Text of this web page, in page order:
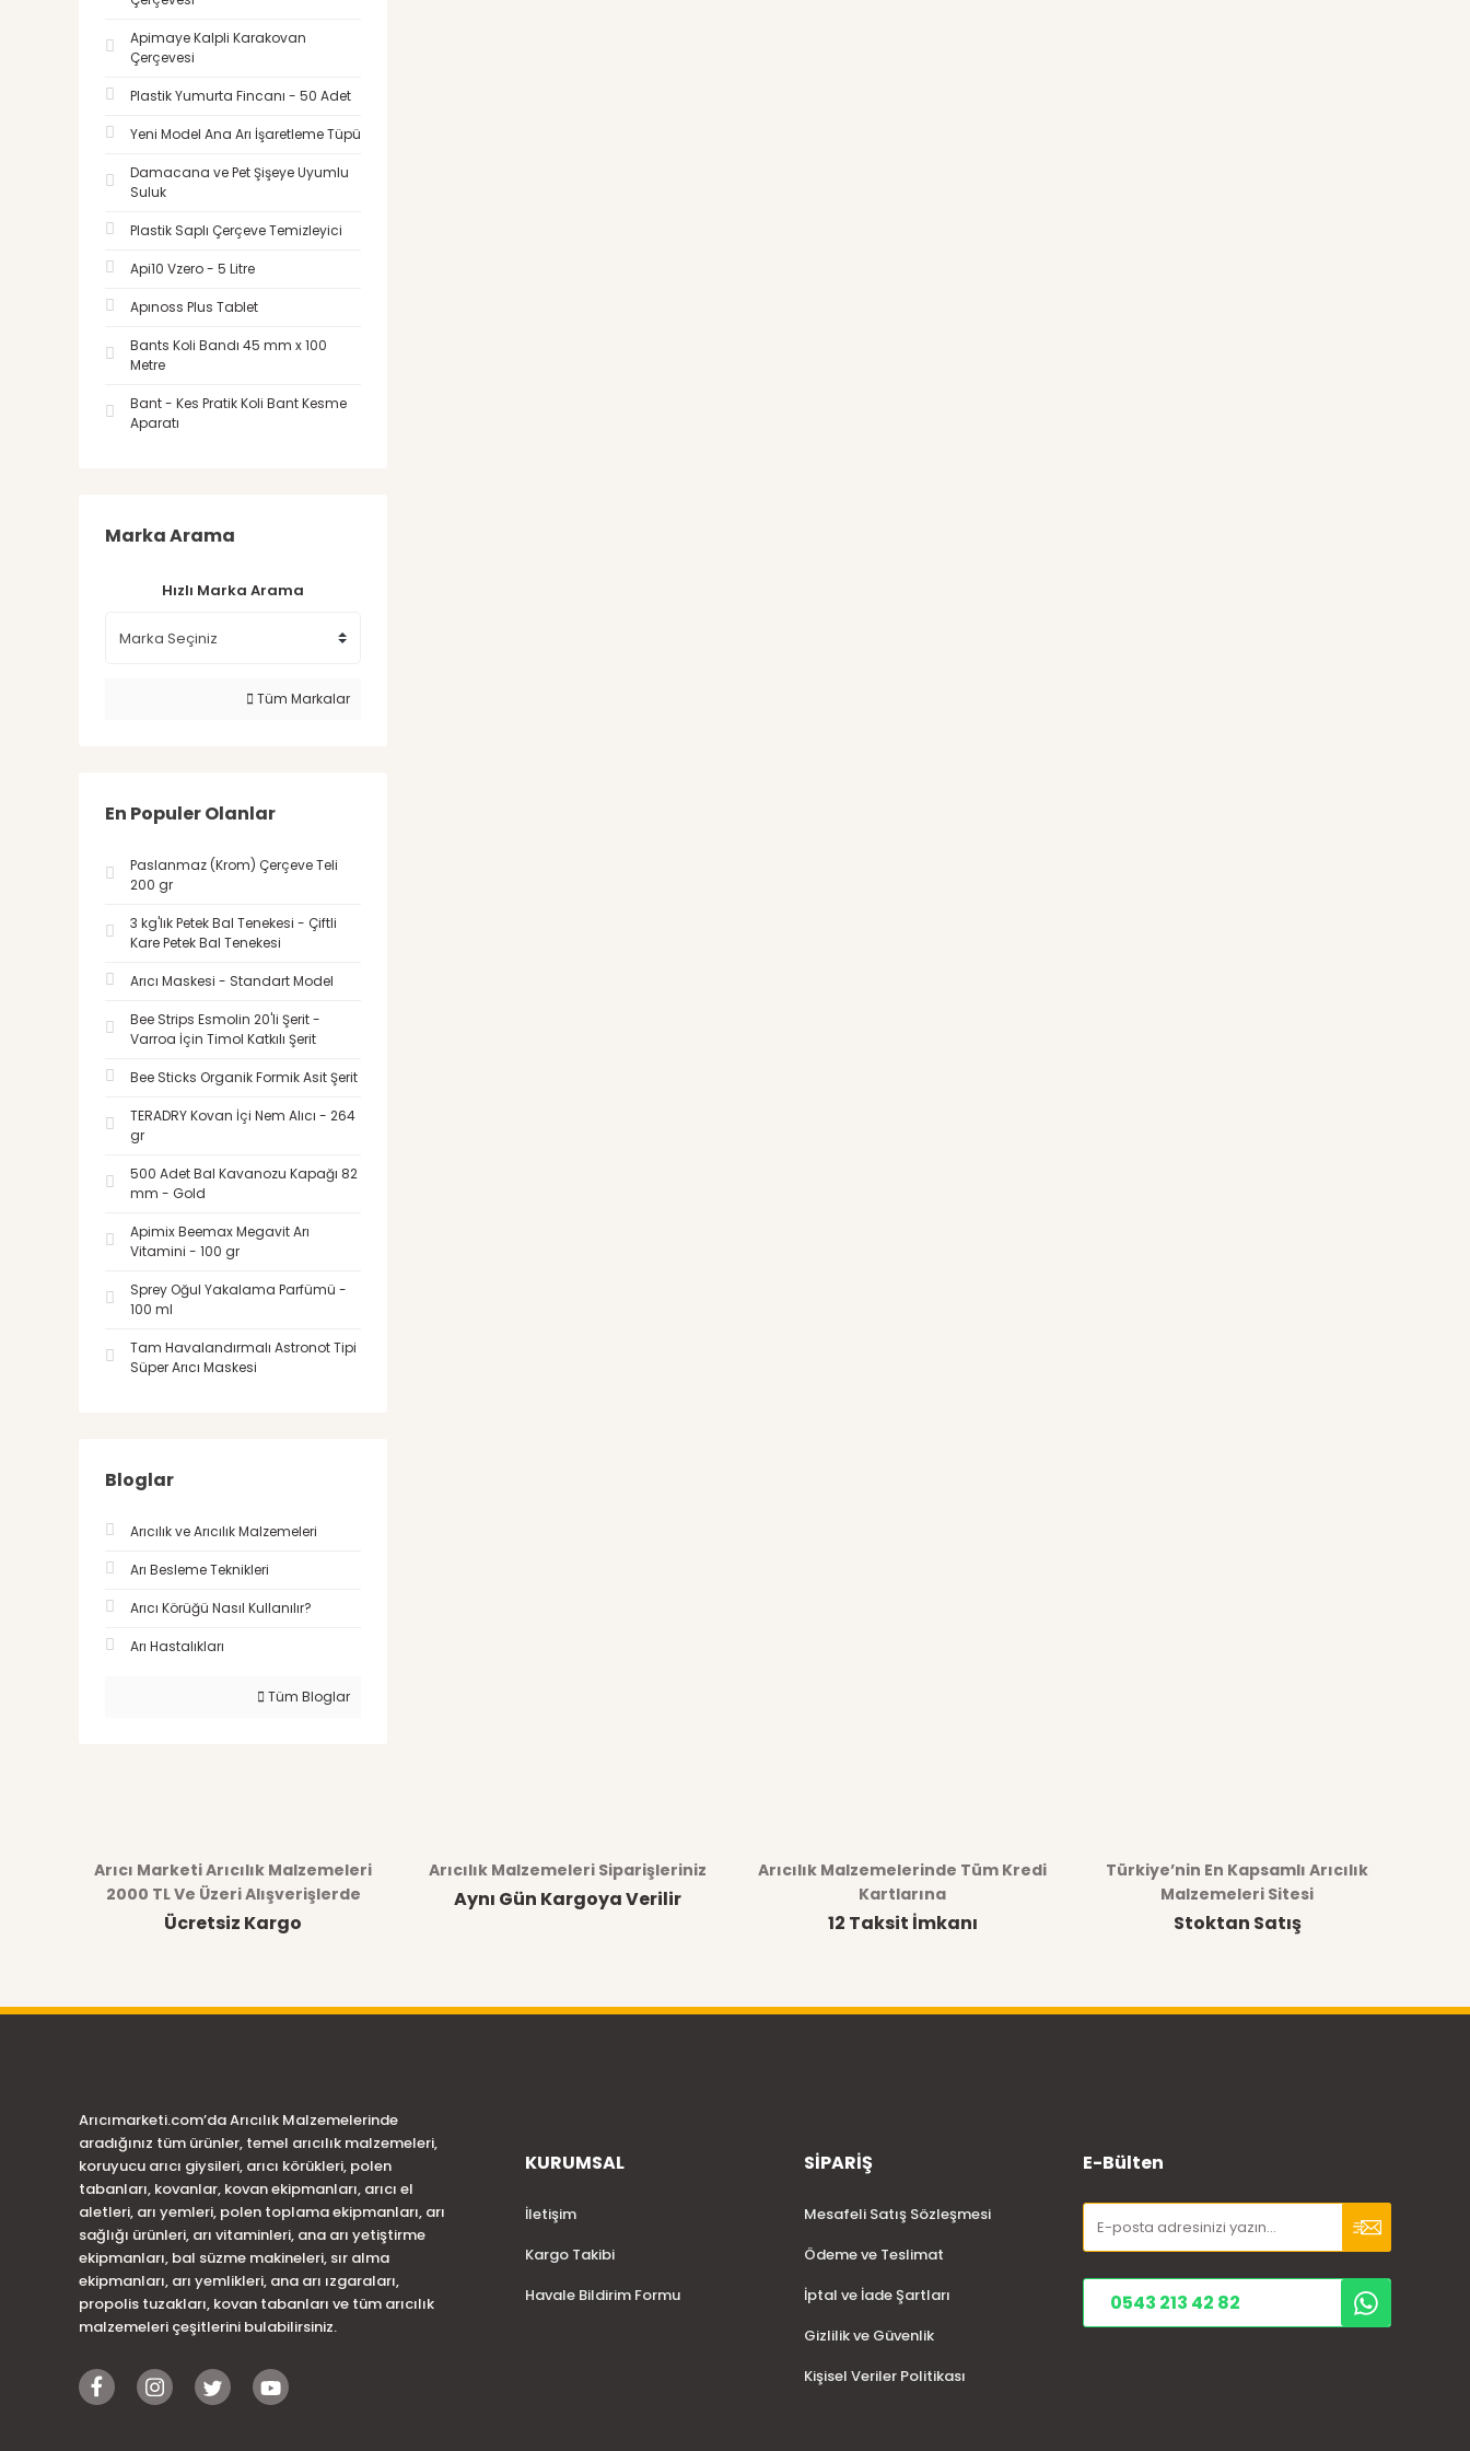
Apimaye Kalpli Karakovan
Çerçevesi
Plastik Yumurta Fincanı - 50 Adet
Yeni Model Ana Arı İşaretleme Tüpü
Damacana ve Pet Şişeye Uyumlu
Suluk
Plastik Saplı Çerçeve Temizleyici
Api10 Vzero - 5 Litre
Apınoss Plus Tablet
Bants Koli Bandı 45 mm x 100
Metre
Bant - Kes Pratik Koli Bant Kesme
Aparatı
Marka Arama
Hızlı Marka Arama
Tüm Markalar
En Populer Olanlar
Paslanmaz (Krom) Çerçeve Teli
200 gr
3 kg'lık Petek Bal Tenekesi - Çiftli
Kare Petek Bal Tenekesi
Arıcı Maskesi - Standart Model
Bee Strips Esmolin 20'li Şerit -
Varroa İçin Timol Katkılı Şerit
Bee Sticks Organik Formik Asit Şerit
TERADRY Kovan İçi Nem Alıcı - 264
gr
500 Adet Bal Kavanozu Kapağı 82
mm - Gold
Apimix Beemax Megavit Arı
Vitamini - 100 gr
Sprey Oğul Yakalama Parfümü -
100 ml
Tam Havalandırmalı Astronot Tipi
Süper Arıcı Maskesi
Bloglar
Arıcılık ve Arıcılık Malzemeleri
Arı Besleme Teknikleri
Arıcı Körüğü Nasıl Kullanılır?
Arı Hastalıkları
Tüm Bloglar
Arıcı Marketi Arıcılık Malzemeleri
2000 TL Ve Üzeri Alışverişlerde
Ücretsiz Kargo
Arıcılık Malzemeleri Siparişleriniz
Aynı Gün Kargoya Verilir
Arıcılık Malzemelerinde Tüm Kredi
Kartlarına
12 Taksit İmkanı
Türkiye’nin En Kapsamlı Arıcılık
Malzemeleri Sitesi
Stoktan Satış
Arıcımarketi.com’da Arıcılık Malzemelerinde
aradığınız tüm ürünler, temel arıcılık malzemeleri,
koruyucu arıcı giysileri, arıcı körükleri, polen
tabanları, kovanlar, kovan ekipmanları, arıcı el
aletleri, arı yemleri, polen toplama ekipmanları, arı
sağlığı ürünleri, arı vitaminleri, ana arı yetiştirme
ekipmanları, bal süzme makineleri, sır alma
ekipmanları, arı yemlikleri, ana arı ızgaraları,
propolis tuzakları, kovan tabanları ve tüm arıcılık
malzemeleri çeşitlerini bulabilirsiniz.
KURUMSAL
İletişim
Kargo Takibi
Havale Bildirim Formu
SİPARİŞ
Mesafeli Satış Sözleşmesi
Ödeme ve Teslimat
İptal ve İade Şartları
Gizlilik ve Güvenlik
Kişisel Veriler Politikası
E-Bülten
0543 213 42 82